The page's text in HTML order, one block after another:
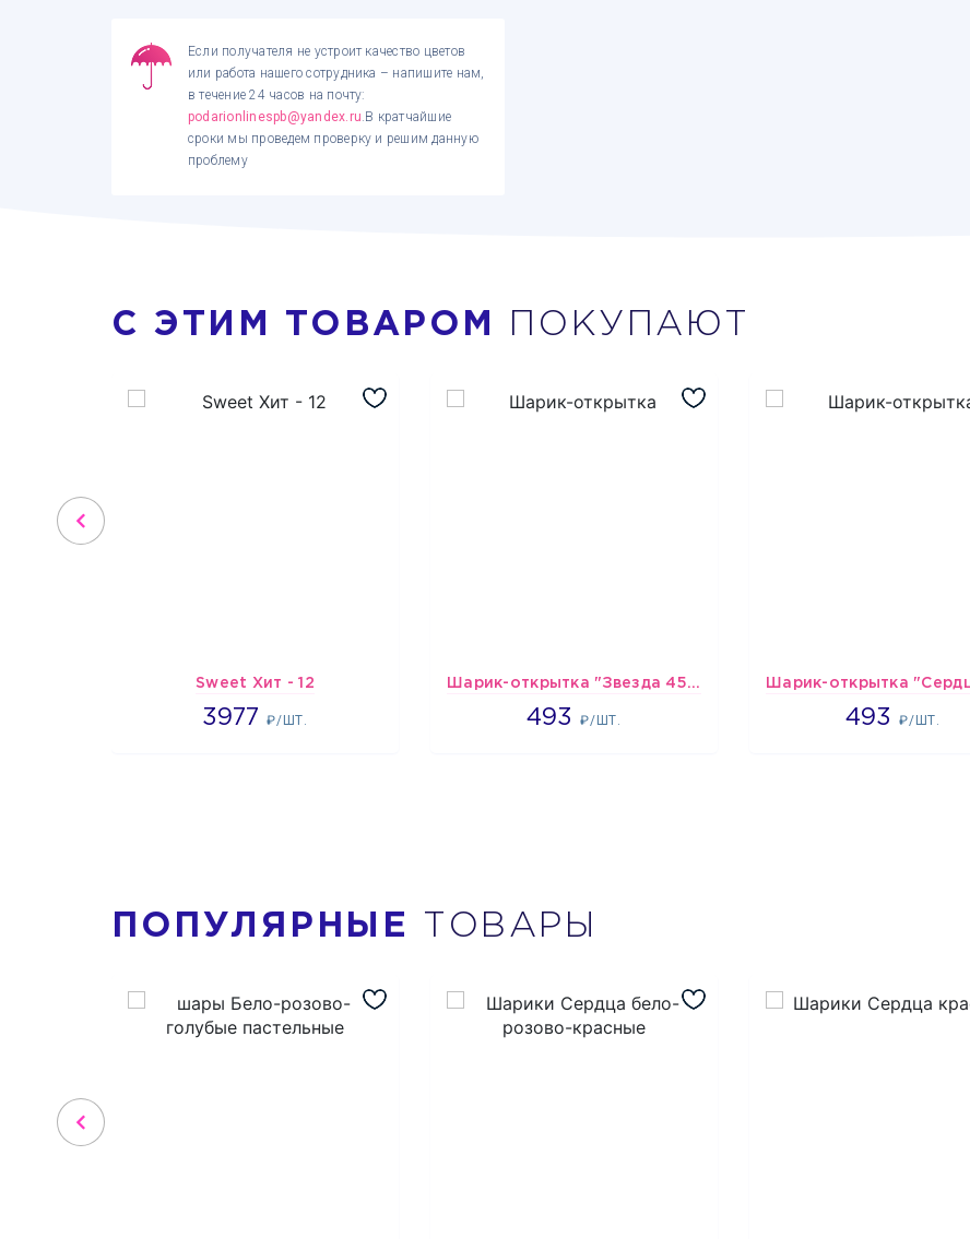
Если получателя не устроит качество цветов
или работа нашего сотрудника – напишите нам,
в течение 24 часов на почту:
podarionlinespb@yandex.ru.В кратчайшие
сроки мы проведем проверку и решим данную
проблему
С ЭТИМ ТОВАРОМ ПОКУПАЮТ
Sweet Хит - 12
3977₽/ШТ.
3977 Шарик-открытка "Звезда 45 см" №1
493₽/ШТ.
493
493₽/ШТ.
493
ПОПУЛЯРНЫЕ ТОВАРЫ